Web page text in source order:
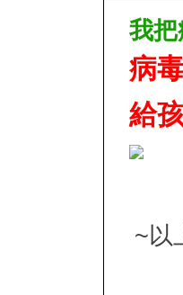
我
病
給
~以